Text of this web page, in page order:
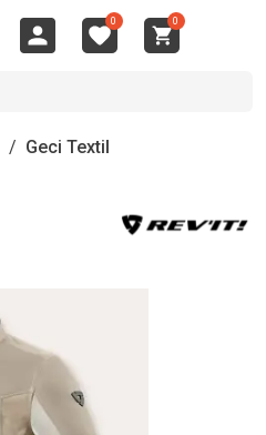
0 0
/ Geci Textil